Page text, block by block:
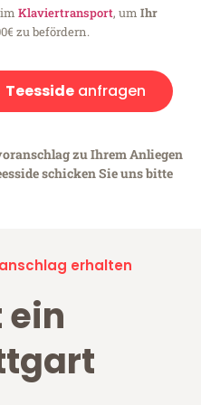
Klaviertransport, um Ihr
zu befördern.
anfragen
zu Ihrem Anliegen
schicken Sie uns bitte
erhalten
ein